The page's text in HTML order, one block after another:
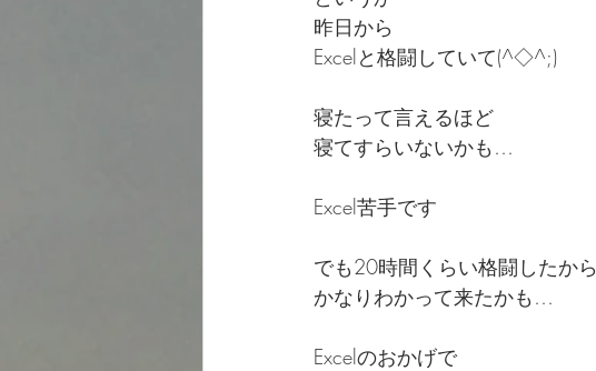
昨日から
Excelと格闘していて(^◇^;)
寝たって言えるほど
寝てすらいないかも…
Excel苦手です
でも20時間くらい格闘したから
かなりわかって来たかも…
Excelのおかげで